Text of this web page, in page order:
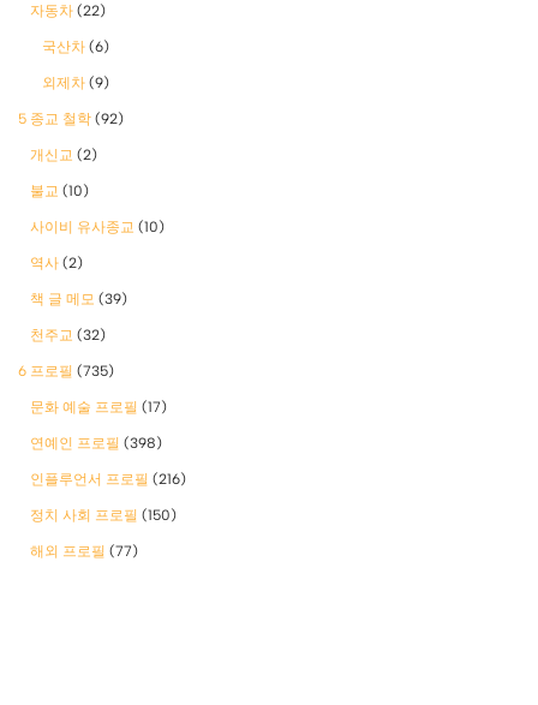
자동차 (22)
국산차 (6)
외제차 (9)
5 종교 철학 (92)
개신교 (2)
불교 (10)
사이비 유사종교 (10)
역사 (2)
책 글 메모 (39)
천주교 (32)
6 프로필 (735)
문화 예술 프로필 (17)
연예인 프로필 (398)
인플루언서 프로필 (216)
정치 사회 프로필 (150)
해외 프로필 (77)